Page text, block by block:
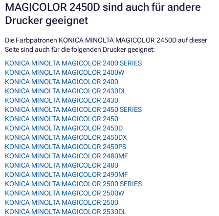
MAGICOLOR 2450D sind auch für andere
Drucker geeignet
Die Farbpatronen KONICA MINOLTA MAGICOLOR 2450D auf dieser
Seite sind auch für die folgenden Drucker geeignet:
KONICA MINOLTA MAGICOLOR 2400 SERIES
KONICA MINOLTA MAGICOLOR 2400W
KONICA MINOLTA MAGICOLOR 2400
KONICA MINOLTA MAGICOLOR 2430DL
KONICA MINOLTA MAGICOLOR 2430
KONICA MINOLTA MAGICOLOR 2450 SERIES
KONICA MINOLTA MAGICOLOR 2450
KONICA MINOLTA MAGICOLOR 2450D
KONICA MINOLTA MAGICOLOR 2450DX
KONICA MINOLTA MAGICOLOR 2450PS
KONICA MINOLTA MAGICOLOR 2480MF
KONICA MINOLTA MAGICOLOR 2480
KONICA MINOLTA MAGICOLOR 2490MF
KONICA MINOLTA MAGICOLOR 2500 SERIES
KONICA MINOLTA MAGICOLOR 2500W
KONICA MINOLTA MAGICOLOR 2500
KONICA MINOLTA MAGICOLOR 2530DL